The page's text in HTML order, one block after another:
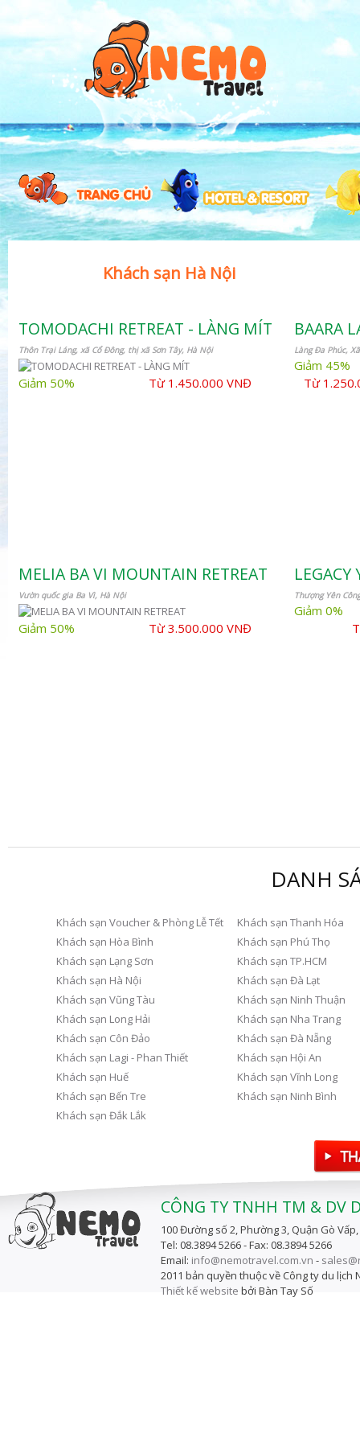
Khách sạn Hà Nội
TOMODACHI RETREAT - LÀNG MÍT
Thôn Trại Láng, xã Cổ Đông, thị xã Sơn Tây, Hà Nội
Giảm 50% Từ 1.450.000 VNĐ
BAARA
Làng Đa Phúc,
Giảm 45%
Từ
MELIA BA VI MOUNTAIN RETREAT
Vườn quốc gia Ba Vì, Hà Nội
Giảm 50% Từ 3.500.000 VNĐ
LEGACY
Thượng Yên
Giảm 0%
DANH
Khách sạn Voucher & Phòng Lễ Tết
Khách sạn Thanh Hóa
Khách sạn Hòa Bình
Khách sạn Phú Thọ
Khách sạn Lạng Sơn
Khách sạn TP.HCM
Khách sạn Hà Nội
Khách sạn Đà Lạt
Khách sạn Vũng Tàu
Khách sạn Ninh Thuận
Khách sạn Long Hải
Khách sạn Nha Trang
Khách sạn Côn Đảo
Khách sạn Đà Nẵng
Khách sạn Lagi - Phan Thiết
Khách sạn Hội An
Khách sạn Huế
Khách sạn Vĩnh Long
Khách sạn Bến Tre
Khách sạn Ninh Bình
Khách sạn Đắk Lắk
CÔNG TY TNHH TM & DV
100 Đường số 2, Phường 3, Quận Gò
Tel: 08.3894 5266 - Fax: 08.3894 5266
Email: info@nemotravel.com.vn -
2011 bản quyền thuộc về Công ty du lịch
Thiết kế website bởi Bàn Tay Số